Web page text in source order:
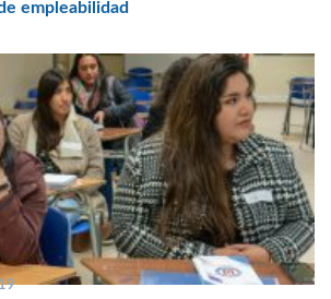
empleabilidad